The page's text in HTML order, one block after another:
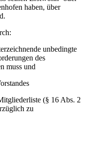
haben, über
unbedingte
des
muss und
(§ 16 Abs. 2
zu